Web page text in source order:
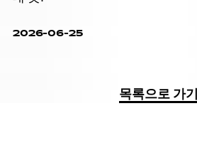
2026-06-25
목록으로 가기